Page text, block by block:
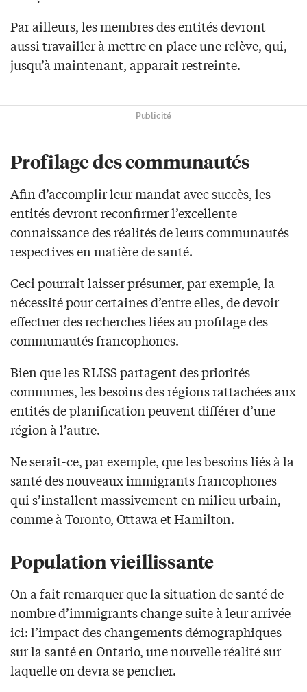
Par ailleurs, les membres des entités devront
aussi travailler à mettre en place une relève, qui,
jusqu’à maintenant, apparaît restreinte.
Publicité
Profilage des communautés
Afin d’accomplir leur mandat avec succès, les
entités devront reconfirmer l’excellente
connaissance des réalités de leurs communautés
respectives en matière de santé.
Ceci pourrait laisser présumer, par exemple, la
nécessité pour certaines d’entre elles, de devoir
effectuer des recherches liées au profilage des
communautés francophones.
Bien que les RLISS partagent des priorités
communes, les besoins des régions rattachées aux
entités de planification peuvent différer d’une
région à l’autre.
Ne serait-ce, par exemple, que les besoins liés à la
santé des nouveaux immigrants francophones
qui s’installent massivement en milieu urbain,
comme à Toronto, Ottawa et Hamilton.
Population vieillissante
On a fait remarquer que la situation de santé de
nombre d’immigrants change suite à leur arrivée
ici: l’impact des changements démographiques
sur la santé en Ontario, une nouvelle réalité sur
laquelle on devra se pencher.